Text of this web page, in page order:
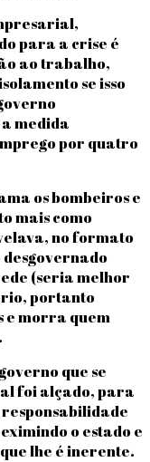
para a crise é
ao trabalho,
se isso
medida
por quatro
os bombeiros e
mais como
no formato
(seria melhor
portanto
e morra quem
que se
foi alçado, para
o estado e
lhe é inerente.